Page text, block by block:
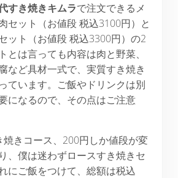
すき焼きキムラで注文できるメ
セット（お値段 税込3100円）と
ット（お値段 税込3300円）の2
とは言っても内容は肉と野菜、
など具材一式で、実質すき焼き
ています。ご飯やドリンクは別
になるので、その点はご注意
焼きコース、200円しか値段が変
、僕は迷わずロースすき焼きセ
にご飯をつけて、総額は税込